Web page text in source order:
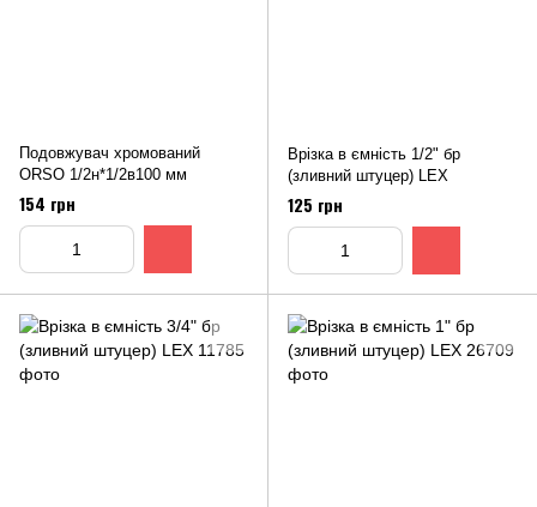
Подовжувач хромований
ORSO 1/2н*1/2в100 мм
154 грн
Врізка в ємність 1/2" бр
(зливний штуцер) LEX
125 грн